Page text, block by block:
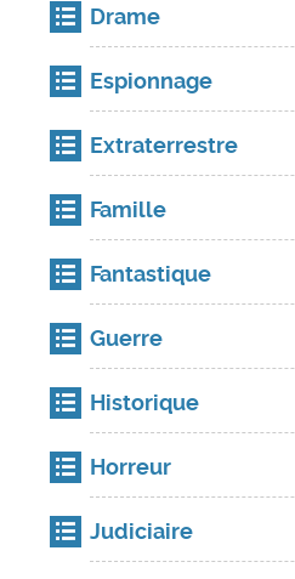
Drame
Espionnage
Extraterrestre
Famille
Fantastique
Guerre
Historique
Horreur
Judiciaire